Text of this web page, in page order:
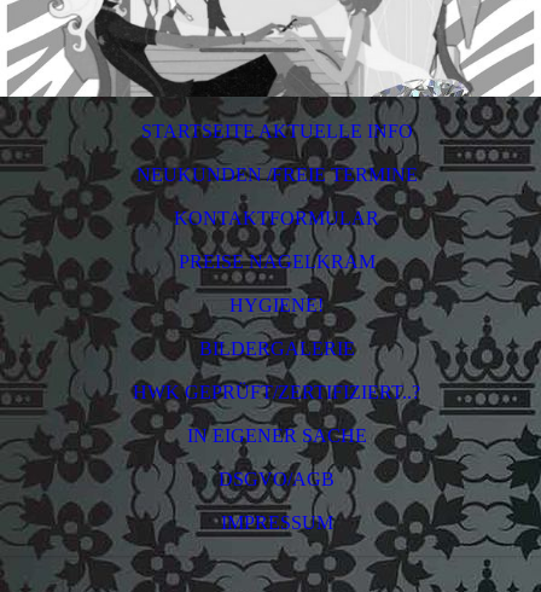
STARTSEITE AKTUELLE INFO
NEUKUNDEN /FREIE TERMINE
KONTAKTFORMULAR
PREISE NAGELKRAM
HYGIENE!
BILDERGALERIE
HWK GEPRÜFT/ZERTIFIZIERT..?
IN EIGENER SACHE
DSGVO/AGB
IMPRESSUM